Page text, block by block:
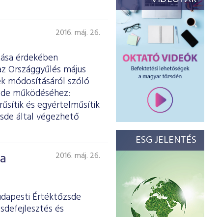
2016. máj. 26.
érdekében
május
módosításáról szóló
működéséhez:
és egyértelműsítik
által végezhető
2016. máj. 26.
Értéktőzsde
és
ESG JELENTÉS